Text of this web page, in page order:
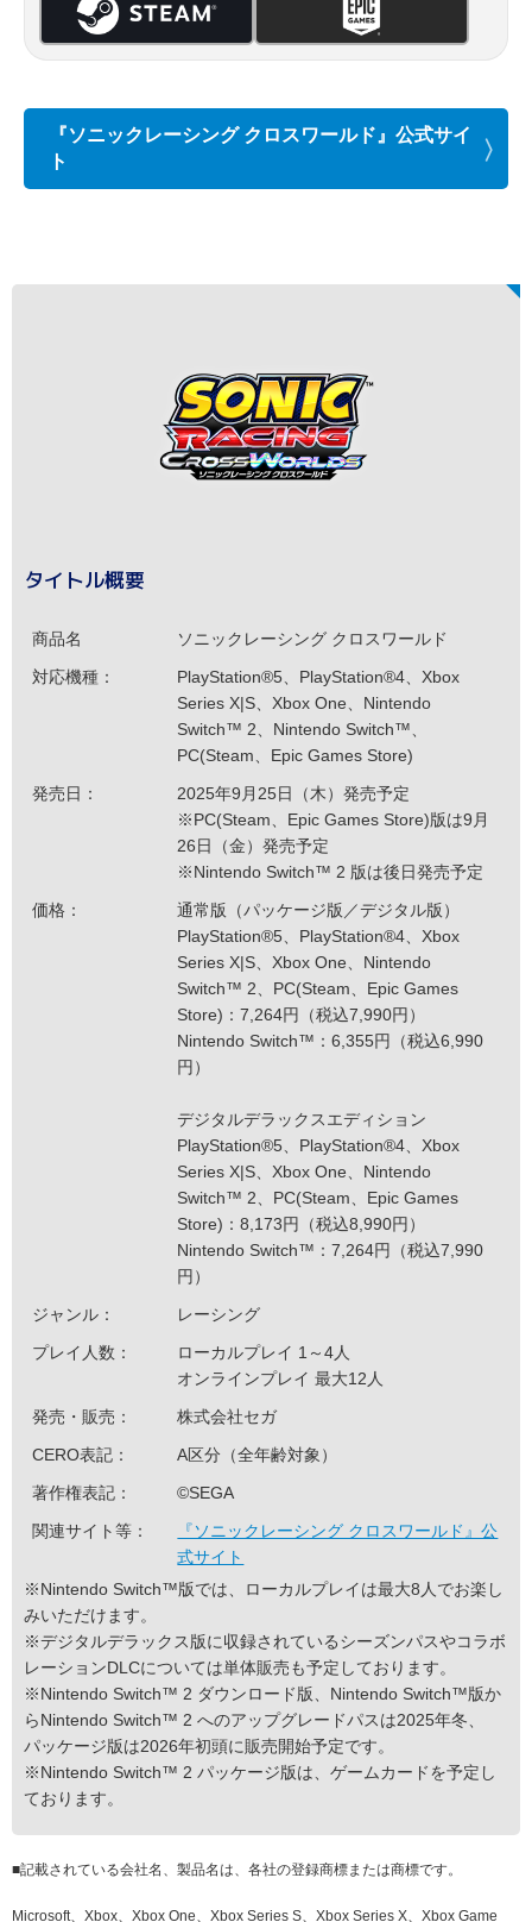
『ソニックレーシング クロスワールド』公式サイ
ト
タイトル概要
商品名
ソニックレーシング クロスワールド
対応機種：
PlayStation®5、PlayStation®4、Xbox
Series X|S、Xbox One、Nintendo
Switch™ 2、Nintendo Switch™、
PC(Steam、Epic Games Store)
発売日：
2025年9月25日（木）発売予定
※PC(Steam、Epic Games Store)版は9月
26日（金）発売予定
※Nintendo Switch™ 2 版は後日発売予定
価格：
通常版（パッケージ版／デジタル版）
PlayStation®5、PlayStation®4、Xbox
Series X|S、Xbox One、Nintendo
Switch™ 2、PC(Steam、Epic Games
Store)：7,264円（税込7,990円）
Nintendo Switch™：6,355円（税込6,990
円）
デジタルデラックスエディション
PlayStation®5、PlayStation®4、Xbox
Series X|S、Xbox One、Nintendo
Switch™ 2、PC(Steam、Epic Games
Store)：8,173円（税込8,990円）
Nintendo Switch™：7,264円（税込7,990
円）
ジャンル：
レーシング
プレイ人数：
ローカルプレイ 1～4人
オンラインプレイ 最大12人
発売・販売：
株式会社セガ
CERO表記：
A区分（全年齢対象）
著作権表記：
©SEGA
関連サイト等：
『ソニックレーシング クロスワールド』公
式サイト
※Nintendo Switch™版では、ローカルプレイは最大8人でお楽し
みいただけます。
※デジタルデラックス版に収録されているシーズンパスやコラボ
レーションDLCについては単体販売も予定しております。
※Nintendo Switch™ 2 ダウンロード版、Nintendo Switch™版か
らNintendo Switch™ 2 へのアップグレードパスは2025年冬、
パッケージ版は2026年初頭に販売開始予定です。
※Nintendo Switch™ 2 パッケージ版は、ゲームカードを予定し
ております。
■記載されている会社名、製品名は、各社の登録商標または商標です。
Microsoft、Xbox、Xbox One、Xbox Series S、Xbox Series X、Xbox Game